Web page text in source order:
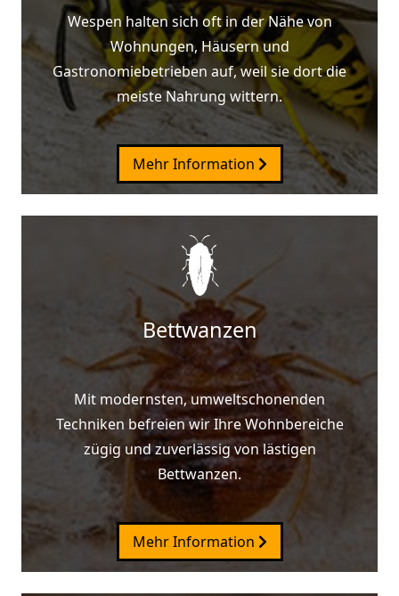
Wespen halten sich oft in der Nähe von
Wohnungen, Häusern und
Gastronomiebetrieben auf, weil sie dort die
meiste Nahrung wittern.
Mehr Information
Bettwanzen
Mit modernsten, umweltschonenden
Techniken befreien wir Ihre Wohnbereiche
zügig und zuverlässig von lästigen
Bettwanzen.
Mehr Information